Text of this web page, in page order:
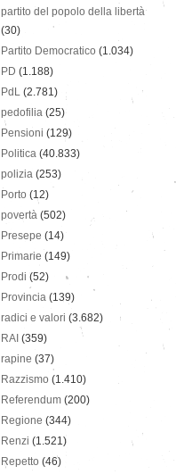
partito del popolo della libertà
(30)
Partito Democratico (1.034)
PD (1.188)
PdL (2.781)
pedofilia (25)
Pensioni (129)
Politica (40.833)
polizia (253)
Porto (12)
povertà (502)
Presepe (14)
Primarie (149)
Prodi (52)
Provincia (139)
radici e valori (3.682)
RAI (359)
rapine (37)
Razzismo (1.410)
Referendum (200)
Regione (344)
Renzi (1.521)
Repetto (46)